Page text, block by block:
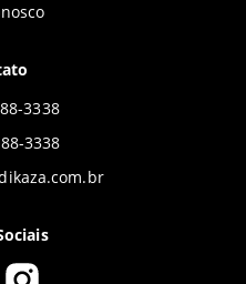
3338
3338